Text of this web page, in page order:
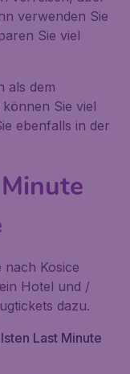
verwenden Sie
Sie viel
als dem
Sie viel
ebenfalls in der
nach Kosice
Hotel und /
dazu.
Last Minute